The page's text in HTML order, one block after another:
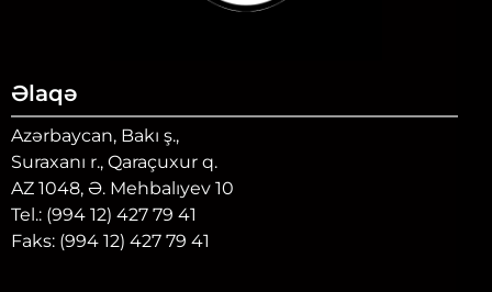
Əlaqə
Azərbaycan, Bakı ş.,
Suraxanı r., Qaraçuxur q.
AZ 1048, Ə. Mehbalıyev 10
Tel.: (994 12) 427 79 41
Faks: (994 12) 427 79 41